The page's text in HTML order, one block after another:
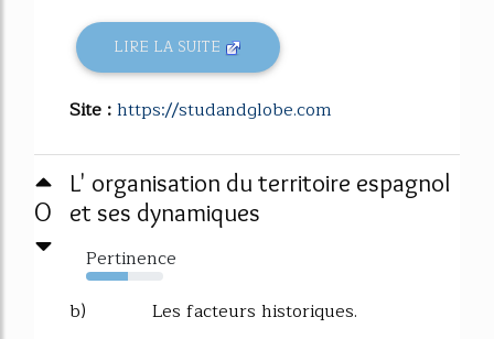
LIRE LA SUITE
Site :https://studandglobe.com
0
L' organisation du territoire espagnol
et ses dynamiques
Pertinence
54%
b) Les facteurs historiques.